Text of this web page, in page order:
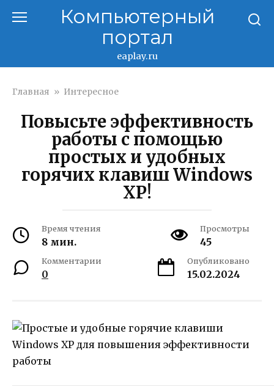
Компьютерный
портал
eaplay.ru
Главная » Интересное
Повысьте эффективность
работы с помощью
простых и удобных
горячих клавиш Windows
XP!
Время чтения
8 мин.
Просмотры
45
Комментарии
0
Опубликовано
15.02.2024